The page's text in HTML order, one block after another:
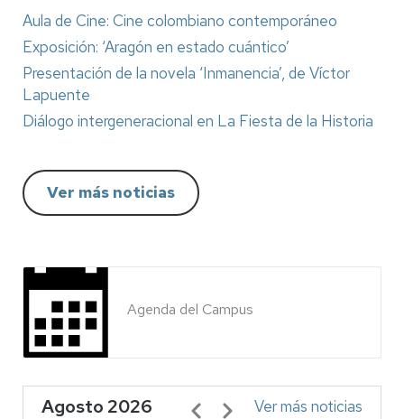
Aula de Cine: Cine colombiano contemporáneo
Exposición: ‘Aragón en estado cuántico’
Presentación de la novela ‘Inmanencia’, de Víctor
Lapuente
Diálogo intergeneracional en La Fiesta de la Historia
Ver más noticias
Agenda del Campus
Agosto 2026 Paginación Ver más noticias